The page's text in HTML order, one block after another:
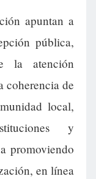
apuntan a
pública,
la atención
coherencia de
local,
y
promoviendo
en línea